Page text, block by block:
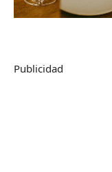
Publicidad